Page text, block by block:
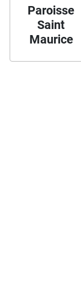
Paroisse
Saint
Maurice